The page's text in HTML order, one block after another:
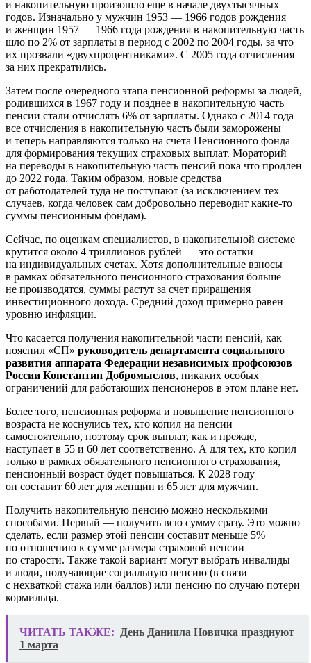
и накопительную произошло еще в начале двухтысячных
годов. Изначально у мужчин 1953 — 1966 годов рождения
и женщин 1957 — 1966 года рождения в накопительную часть
шло по 2% от зарплаты в период с 2002 по 2004 годы, за что
их прозвали «двухпроцентниками». С 2005 года отчисления
за них прекратились.
Затем после очередного этапа пенсионной реформы за людей,
родившихся в 1967 году и позднее в накопительную часть
пенсии стали отчислять 6% от зарплаты. Однако с 2014 года
все отчисления в накопительную часть были заморожены
и теперь направляются только на счета Пенсионного фонда
для формирования текущих страховых выплат. Мораторий
на переводы в накопительную часть пенсий пока что продлен
до 2022 года. Таким образом, новые средства
от работодателей туда не поступают (за исключением тех
случаев, когда человек сам добровольно переводит какие-то
суммы пенсионным фондам).
Сейчас, по оценкам специалистов, в накопительной системе
крутится около 4 триллионов рублей — это остатки
на индивидуальных счетах. Хотя дополнительные взносы
в рамках обязательного пенсионного страхования больше
не производятся, суммы растут за счет приращения
инвестиционного дохода. Средний доход примерно равен
уровню инфляции.
Что касается получения накопительной части пенсий, как
пояснил «СП» руководитель департамента социального
развития аппарата Федерации независимых профсоюзов
России Константин Добромыслов, никаких особых
ограничений для работающих пенсионеров в этом плане нет.
Более того, пенсионная реформа и повышение пенсионного
возраста не коснулись тех, кто копил на пенсии
самостоятельно, поэтому срок выплат, как и прежде,
наступает в 55 и 60 лет соответственно. А для тех, кто копил
только в рамках обязательного пенсионного страхования,
пенсионный возраст будет повышаться. К 2028 году
он составит 60 лет для женщин и 65 лет для мужчин.
Получить накопительную пенсию можно несколькими
способами. Первый — получить всю сумму сразу. Это можно
сделать, если размер этой пенсии составит меньше 5%
по отношению к сумме размера страховой пенсии
по старости. Также такой вариант могут выбрать инвалиды
и люди, получающие социальную пенсию (в связи
с нехваткой стажа или баллов) или пенсию по случаю потери
кормильца.
ЧИТАТЬ ТАКЖЕ:
День Даниила Новичка празднуют
1 марта